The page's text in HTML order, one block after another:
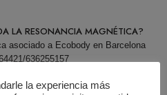
LA RESONANCIA MAGNÉTICA?
asociado a Ecobody en Barcelona
636255157
la experiencia más